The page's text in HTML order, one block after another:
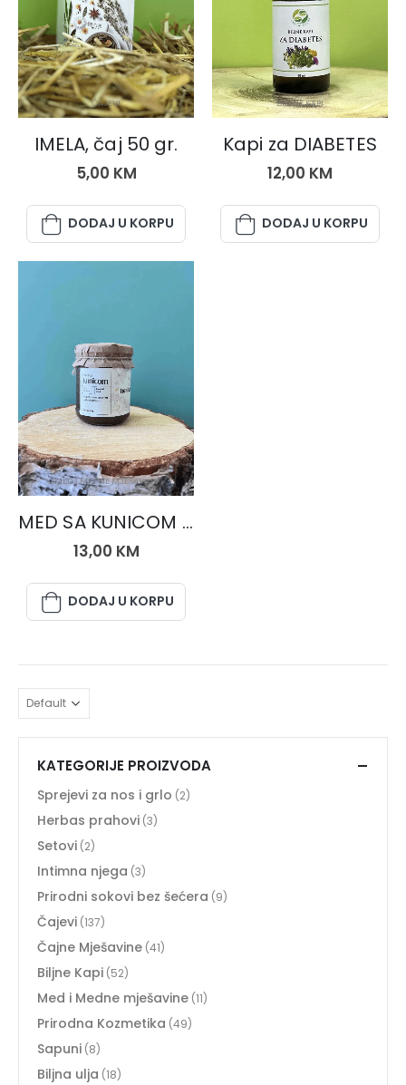
ČAJEVI
IMELA, čaj 50 gr.
5,00 KM
DODAJ U KORPU
BILJNE KAPI
Kapi za DIABETES
12,00 KM
DODAJ U KORPU
MED I MEDNE MJEŠAVINE
MED SA KUNICOM 250 gr.
13,00 KM
DODAJ U KORPU
KATEGORIJE PROIZVODA
Sprejevi za nos i grlo (2)
Herbas prahovi (3)
Setovi (2)
Intimna njega (3)
Prirodni sokovi bez šećera (9)
Čajevi (137)
Čajne Mješavine (41)
Biljne Kapi (52)
Med i Medne mješavine (11)
Prirodna Kozmetika (49)
Sapuni (8)
Biljna ulja (18)